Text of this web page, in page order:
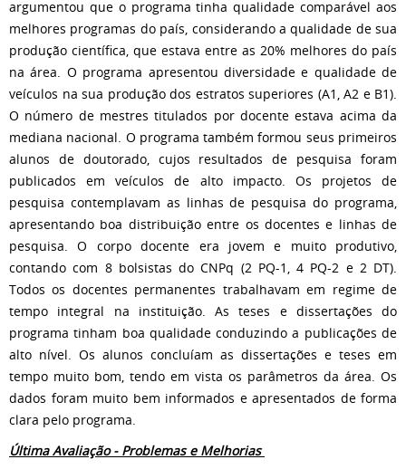
argumentou que o programa tinha qualidade comparável aos
melhores programas do país, considerando a qualidade de sua
produção científica, que estava entre as 20% melhores do país
na área. O programa apresentou diversidade e qualidade de
veículos na sua produção dos estratos superiores (A1, A2 e B1).
O número de mestres titulados por docente estava acima da
mediana nacional. O programa também formou seus primeiros
alunos de doutorado, cujos resultados de pesquisa foram
publicados em veículos de alto impacto. Os projetos de
pesquisa contemplavam as linhas de pesquisa do programa,
apresentando boa distribuição entre os docentes e linhas de
pesquisa. O corpo docente era jovem e muito produtivo,
contando com 8 bolsistas do CNPq (2 PQ-1, 4 PQ-2 e 2 DT).
Todos os docentes permanentes trabalhavam em regime de
tempo integral na instituição. As teses e dissertações do
programa tinham boa qualidade conduzindo a publicações de
alto nível. Os alunos concluíam as dissertações e teses em
tempo muito bom, tendo em vista os parâmetros da área. Os
dados foram muito bem informados e apresentados de forma
clara pelo programa.
Última Avaliação - Problemas e Melhorias